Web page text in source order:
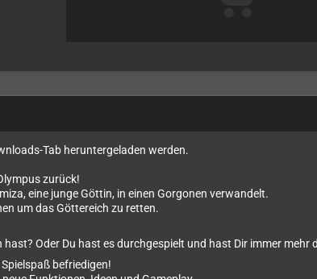
Tab heruntergeladen werden.
zurück!
eine junge Göttin, in einen Gorgonen verwandelt.
um das Göttereich zu retten.
hast? Oder Du hast es durchgespielt und hast Dir immer mehr
befriedigen!